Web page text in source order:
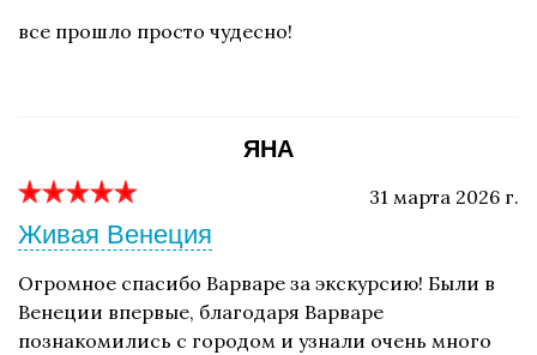
все прошло просто чудесно!
ЯНА
31 марта 2026 г.
Живая Венеция
Огромное спасибо Варваре за экскурсию! Были в
Венеции впервые, благодаря Варваре
познакомились с городом и узнали очень много